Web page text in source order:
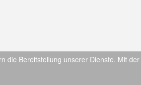
die Bereitstellung unserer Dienste. Mit